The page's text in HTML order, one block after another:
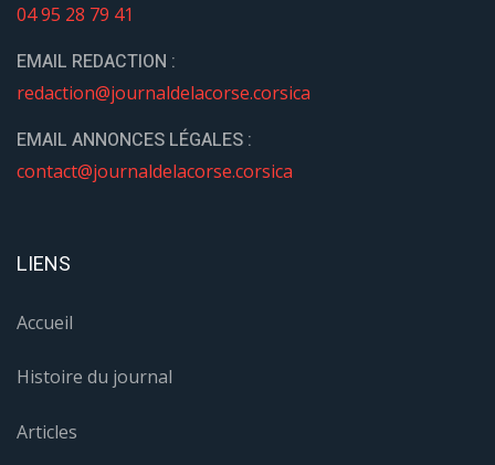
04 95 28 79 41
EMAIL REDACTION :
redaction@journaldelacorse.corsica
EMAIL ANNONCES LÉGALES :
contact@journaldelacorse.corsica
LIENS
Accueil
Histoire du journal
Articles